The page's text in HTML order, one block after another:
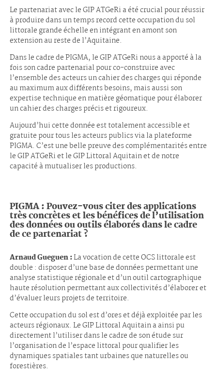
Le partenariat avec le GIP ATGeRi a été crucial pour réussir
à produire dans un temps record cette occupation du sol
littorale grande échelle en intégrant en amont son
extension au reste de l’Aquitaine.
Dans le cadre de PIGMA, le GIP ATGeRi nous a apporté à la
fois son cadre partenarial pour co-construire avec
l’ensemble des acteurs un cahier des charges qui réponde
au maximum aux différents besoins, mais aussi son
expertise technique en matière géomatique pour élaborer
un cahier des charges précis et rigoureux.
Aujourd’hui cette donnée est totalement accessible et
gratuite pour tous les acteurs publics via la plateforme
PIGMA. C’est une belle preuve des complémentarités entre
le GIP ATGeRi et le GIP Littoral Aquitain et de notre
capacité à mutualiser les productions.
PIGMA : Pouvez-vous citer des applications
très concrètes et les bénéfices de l’utilisation
des données ou outils élaborés dans le cadre
de ce partenariat ?
Arnaud Gueguen :La vocation de cette OCS littorale est
double : disposer d’une base de données permettant une
analyse statistique régionale et d’un outil cartographique
haute résolution permettant aux collectivités d’élaborer et
d’évaluer leurs projets de territoire.
Cette occupation du sol est d’ores et déjà exploitée par les
acteurs régionaux. Le GIP Littoral Aquitain a ainsi pu
directement l’utiliser dans le cadre de son étude sur
l’organisation de l’espace littoral pour qualifier les
dynamiques spatiales tant urbaines que naturelles ou
forestières.